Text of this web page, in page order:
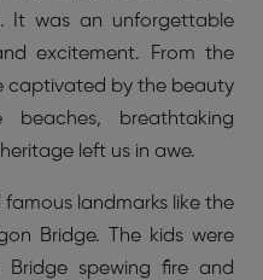
It was an unforgettable
excitement. From the
captivated by the beauty
breathtaking
left us in awe.
landmarks like the
Bridge. The kids were
spewing fire and